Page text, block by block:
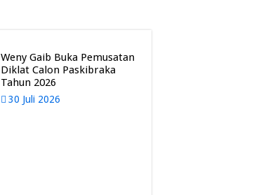
Weny Gaib Buka Pemusatan
Diklat Calon Paskibraka
Tahun 2026
30 Juli 2026